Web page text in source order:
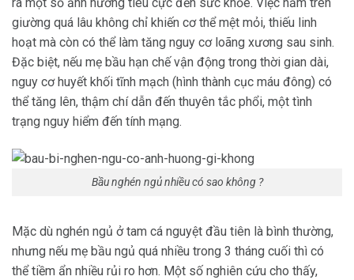
giường quá lâu không chỉ khiến cơ thể mệt mỏi, thiếu linh
hoạt mà còn có thể làm tăng nguy cơ loãng xương sau sinh.
Đặc biệt, nếu mẹ bầu hạn chế vận động trong thời gian dài,
nguy cơ huyết khối tĩnh mạch (hình thành cục máu đông) có
thể tăng lên, thậm chí dẫn đến thuyên tắc phổi, một tình
trạng nguy hiểm đến tính mạng.
Bầu nghén ngủ nhiều có sao không ?
Mặc dù nghén ngủ ở tam cá nguyệt đầu tiên là bình thường,
nhưng nếu mẹ bầu ngủ quá nhiều trong 3 tháng cuối thì có
thể tiềm ẩn nhiều rủi ro hơn. Một số nghiên cứu cho thấy,